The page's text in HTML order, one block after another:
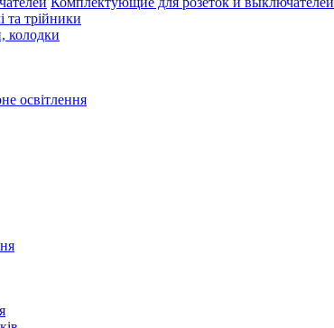
та трійники
колодки
освітлення